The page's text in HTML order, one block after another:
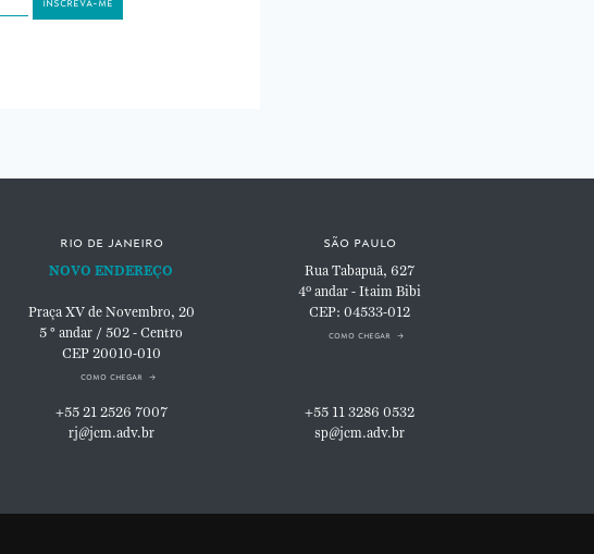
rio de janeiro
NOVO ENDEREÇO
Praça XV de Novembro, 20
5 ° andar / 502 - Centro
CEP 20010-010
como chegar
+55 21 2526 7007
rj@jcm.adv.br
são paulo
Rua Tabapuã, 627
4º andar - Itaim Bibi
CEP: 04533-012
como chegar
+55 11 3286 0532
sp@jcm.adv.br